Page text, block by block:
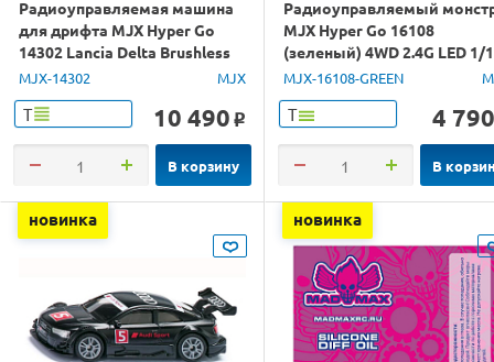
Радиоуправляемая машина
для дрифта MJX Hyper Go
14302 Lancia Delta Brushless
4WD 2.4G LED 1/14 RTR
MJX-14302 MJX
Т 10 490 o
В корзину
Радиоуправляемый
MJX Hyper Go 16108
(зеленый) 4WD 2.4G LED 1/
RTR
MJX-16108-GREEN
Т 4 790
В
новинка новинка